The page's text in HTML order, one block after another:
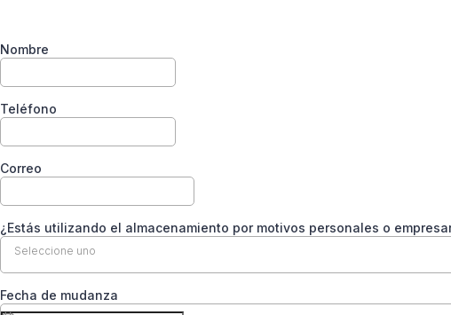
Nombre
Teléfono
Correo
¿Estás utilizando el almacenamiento por motivos personales o
Seleccione uno
Fecha de mudanza